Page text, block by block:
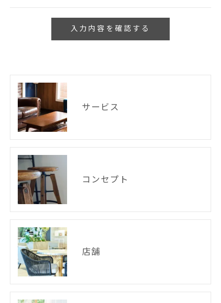
サービス
コンセプト
店舗